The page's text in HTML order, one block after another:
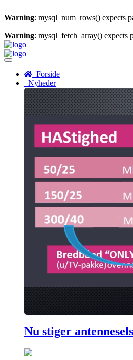
Warning: mysql_num_rows() expects
Warning: mysql_fetch_array() expects
Menu
Forside
Nyheder
Nu stiger